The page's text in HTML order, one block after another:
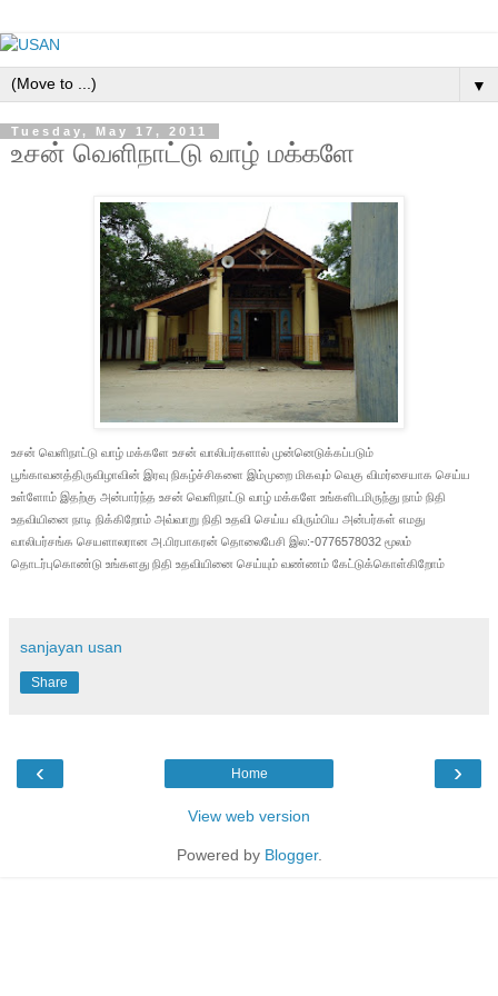
▼
Tuesday, May 17, 2011
உசன் வெளிநாட்டு வாழ் மக்களே
உசன் வெளிநாட்டு வாழ் மக்களே உசன் வாலிபர்களால் முன்னெடுக்கப்படும்
பூங்காவனத்திருவிழாவின் இரவு நிகழ்ச்சிகளை இம்முறை மிகவும் வெகு விமர்சையாக செய்ய
உள்ளோம் இதற்கு அன்பார்ந்த உசன் வெளிநாட்டு வாழ் மக்களே உங்களிடமிருந்து நாம் நிதி
உதவியினை நாடி நிக்கிறோம் அவ்வாறு நிதி உதவி செய்ய விரும்பிய அன்பர்கள் எமது
வாலிபர்சங்க செயளாலரான அ.பிரபாகரன் தொலைபேசி இல:-0776578032 மூலம்
தொடர்புகொண்டு உங்களது நிதி உதவியினை செய்யும் வண்ணம் கேட்டுக்கொள்கிறோம்
sanjayan usan
Share
‹ ›
Home
View web version
Powered by Blogger.